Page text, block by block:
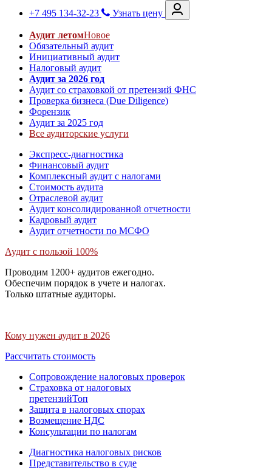
+7 495 134-32-23
Узнать цену
Аудит летомНовое
Обязательный аудит
Инициативный аудит
Налоговый аудит
Аудит за 2026 год
Аудит со страховкой от претензий ФНС
Проверка бизнеса (Due Diligence)
Форензик
Аудит за 2025 год
Все аудиторские услуги
Экспресс-диагностика
Финансовый аудит
Комплексный аудит с налогами
Стоимость аудита
Отраслевой аудит
Аудит консолидированной отчетности
Кадровый аудит
Аудит отчетности по МСФО
Аудит с пользой 100%
Проводим 1200+ аудитов ежегодно.
Обеспечим порядок в учете и налогах.
Только штатные аудиторы.
Кому нужен аудит в 2026
Рассчитать стоимость
Сопровождение налоговых проверок
Страховка от налоговых
претензийТоп
Защита в налоговых спорах
Возмещение НДС
Консультации по налогам
Диагностика налоговых рисков
Представительство в суде